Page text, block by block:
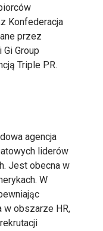
Konfederacja
przez
Group
Triple PR.
agencja
liderów
Jest obecna w
W
w obszarze HR,